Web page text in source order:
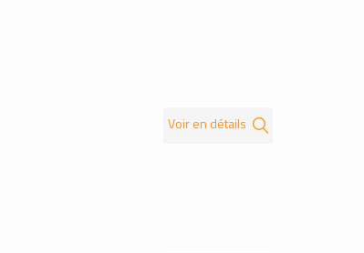
Voir en détails